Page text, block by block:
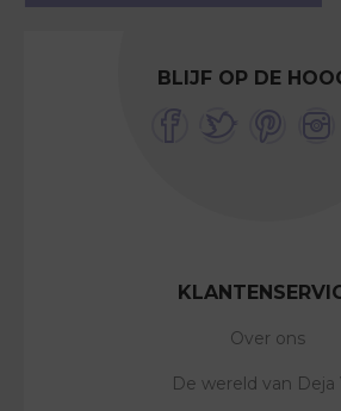
BLIJF OP DE
Over ons
De wereld van Deja